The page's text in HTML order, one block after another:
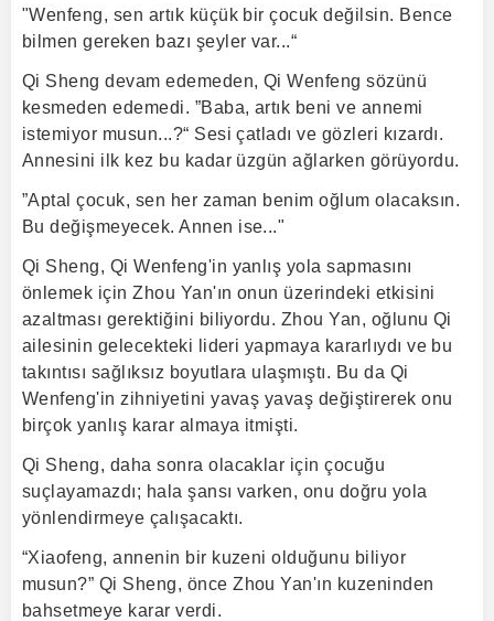
"Wenfeng, sen artık küçük bir çocuk değilsin. Bence
bilmen gereken bazı şeyler var...“
Qi Sheng devam edemeden, Qi Wenfeng sözünü
kesmeden edemedi. ”Baba, artık beni ve annemi
istemiyor musun...?“ Sesi çatladı ve gözleri kızardı.
Annesini ilk kez bu kadar üzgün ağlarken görüyordu.
”Aptal çocuk, sen her zaman benim oğlum olacaksın.
Bu değişmeyecek. Annen ise..."
Qi Sheng, Qi Wenfeng'in yanlış yola sapmasını
önlemek için Zhou Yan'ın onun üzerindeki etkisini
azaltması gerektiğini biliyordu. Zhou Yan, oğlunu Qi
ailesinin gelecekteki lideri yapmaya kararlıydı ve bu
takıntısı sağlıksız boyutlara ulaşmıştı. Bu da Qi
Wenfeng'in zihniyetini yavaş yavaş değiştirerek onu
birçok yanlış karar almaya itmişti.
Qi Sheng, daha sonra olacaklar için çocuğu
suçlayamazdı; hala şansı varken, onu doğru yola
yönlendirmeye çalışacaktı.
“Xiaofeng, annenin bir kuzeni olduğunu biliyor
musun?” Qi Sheng, önce Zhou Yan'ın kuzeninden
bahsetmeye karar verdi.